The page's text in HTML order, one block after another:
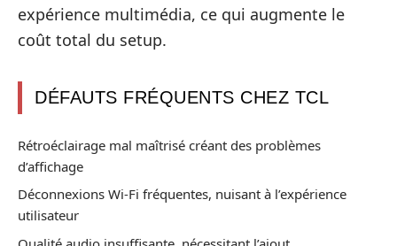
expérience multimédia, ce qui augmente le
coût total du setup.
DÉFAUTS FRÉQUENTS CHEZ TCL
Rétroéclairage mal maîtrisé créant des problèmes
d’affichage
Déconnexions Wi-Fi fréquentes, nuisant à l’expérience
utilisateur